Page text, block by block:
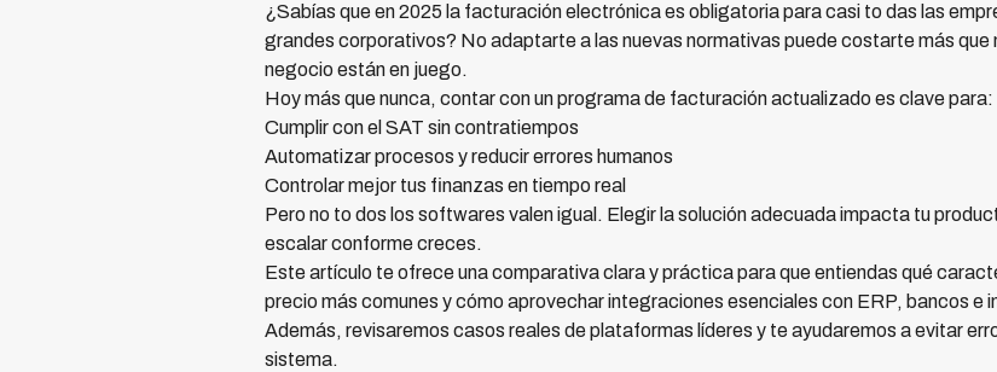
¿Sabías que en 2025 la facturación electrónica es obligatoria para casi to das las
grandes corporativos? No adaptarte a las nuevas normativas puede costarte más
negocio están en juego.
Hoy más que nunca, contar con un programa de facturación actualizado es clave para:
Cumplir con el SAT sin contratiempos
Automatizar procesos y reducir errores humanos
Controlar mejor tus finanzas en tiempo real
Pero no to dos los softwares valen igual. Elegir la solución adecuada impacta tu
escalar conforme creces.
Este artículo te ofrece una comparativa clara y práctica para que entiendas qué
precio más comunes y cómo aprovechar integraciones esenciales con ERP, bancos e
Además, revisaremos casos reales de plataformas líderes y te ayudaremos a evitar
sistema.